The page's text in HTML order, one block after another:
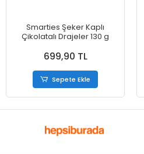
Smarties Şeker Kaplı
Çikolatalı Drajeler 130 g
699,90 TL
Sepete Ekle